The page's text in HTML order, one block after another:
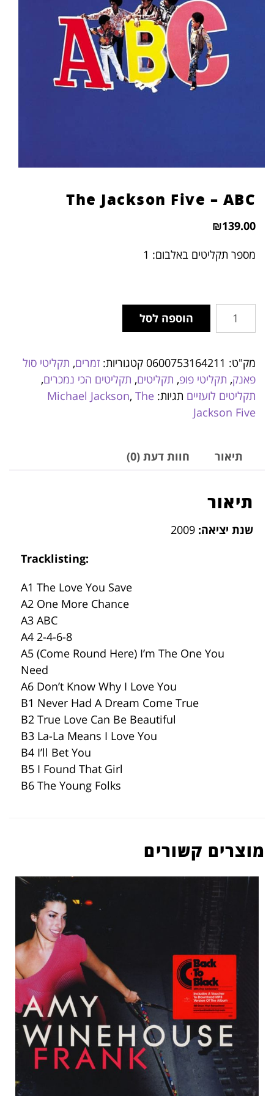
The Jackson Five – ABC
₪139.00
מספר תקליטים באלבום: 1
הוספה לסל
מק"ט: 0600753164211 קטגוריות: זמרים, תקליטי סול
פאנק, תקליטי פופ, תקליטים, תקליטים הכי נמכרים,
תקליטים לועזיים תגיות: Michael Jackson, The
Jackson Five
תיאור חוות דעת (0)
תיאור
שנת יציאה:
Tracklisting:
A1 The Love You Save
A2 One More Chance
A3 ABC
A4 2-4-6-8
A5 (Come Round Here) I’m The One You
Need
A6 Don’t Know Why I Love You
B1 Never Had A Dream Come True
B2 True Love Can Be Beautiful
B3 La-La Means I Love You
B4 I’ll Bet You
B5 I Found That Girl
B6 The Young Folks
מוצרים קשורים